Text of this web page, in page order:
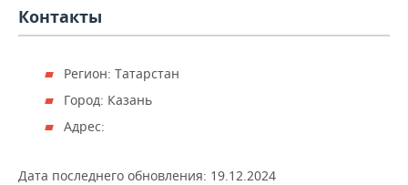
Контакты
Регион: Татарстан
Город: Казань
Адрес:
Дата последнего обновления: 19.12.2024